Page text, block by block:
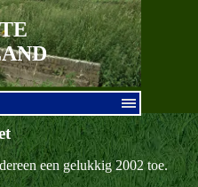
een gelukkig 2002 toe.